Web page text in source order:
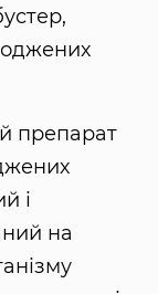
препарат
і
на